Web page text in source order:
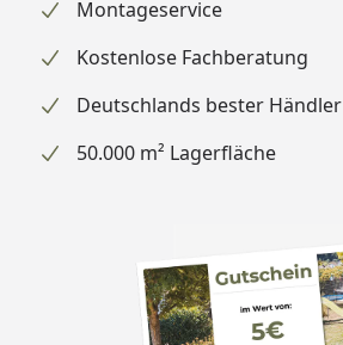
Montageservice
Kostenlose Fachberatung
Deutschlands bester Händler
50.000 m² Lagerfläche